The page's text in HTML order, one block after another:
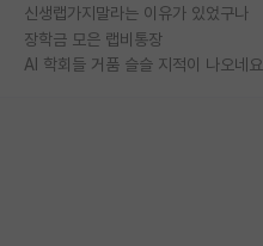
신생랩가지말라는 이유가 있었구나
장학금 모은 랩비통장
AI 학회들 거품 슬슬 지적이 나오네요